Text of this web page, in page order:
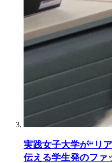
実践女子大学が“リ
伝える学生発のファ